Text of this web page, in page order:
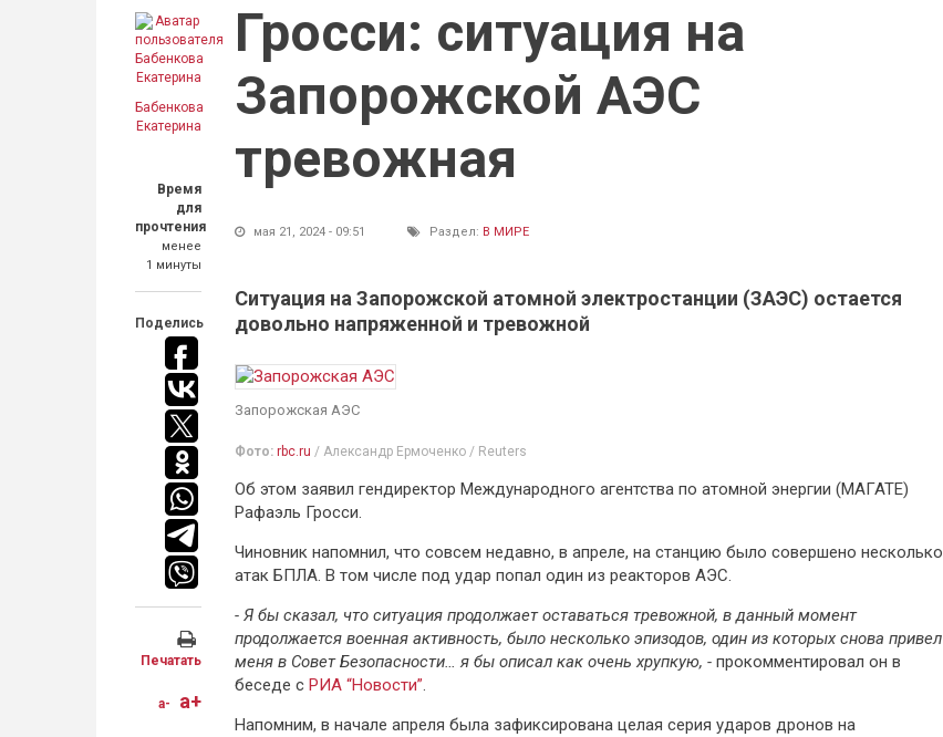
Бабенкова
Екатерина
Время
для
прочтения
менее
1 минуты
Поделись
Печатать
a- a+
Гросси: ситуация на
Запорожской АЭС
тревожная
мая 21, 2024 - 09:51 Раздел: В МИРЕ
Ситуация на Запорожской атомной электростанции (ЗАЭС) остается
довольно напряженной и тревожной
Запорожская АЭС
Фото: rbc.ru / Александр Ермоченко / Reuters
Об этом заявил гендиректор Международного агентства по атомной энергии (МАГАТЕ)
Рафаэль Гросси.
Чиновник напомнил, что совсем недавно, в апреле, на станцию было совершено несколько
атак БПЛА. В том числе под удар попал один из реакторов АЭС.
- Я бы сказал, что ситуация продолжает оставаться тревожной, в данный момент
продолжается военная активность, было несколько эпизодов, один из которых снова привел
меня в Совет Безопасности… я бы описал как очень хрупкую, - прокомментировал он в
беседе с РИА “Новости”.
Напомним, в начале апреля была зафиксирована целая серия ударов дронов на